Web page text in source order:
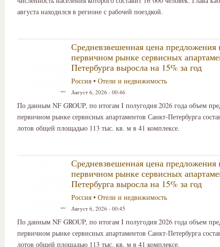
августа находился в регионе с рабочей поездкой.
Средневзвешенная цена предложения
первичном рынке сервисных
Петербурга выросла на 15% за год
Россия • Отели и недвижимость
Август 6, 2026 - 00:46
По данным NF GROUP, по итогам I полугодия 2026 года объем
первичном рынке сервисных апартаментов Санкт-Петербурга
лотов общей площадью 113 тыс. кв. м в 41 комплексе.
Средневзвешенная цена предложения
первичном рынке сервисных
Петербурга выросла на 15% за год
Россия • Отели и недвижимость
Август 6, 2026 - 00:45
По данным NF GROUP, по итогам I полугодия 2026 года объем
первичном рынке сервисных апартаментов Санкт-Петербурга
лотов общей площадью 113 тыс. кв. м в 41 комплексе.